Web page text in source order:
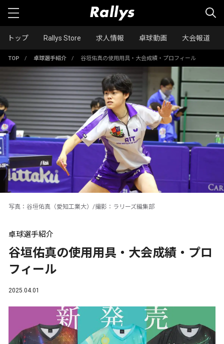
トップ Rallys Store 求人情報 卓球動画 大会報道
TOP / 卓球選手紹介 / 谷垣佑真の使用用具・大会成績・プロフィール
写真：谷垣佑真（愛知工業大）/撮影：ラリーズ編集部
卓球選手紹介
谷垣佑真の使用用具・大会成績・プロ
フィール
2025.04.01